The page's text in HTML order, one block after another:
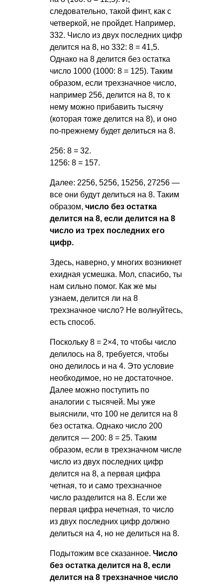
следовательно, такой финт, как с
четверкой, не пройдет. Например,
332. Число из двух последних цифр
делится на 8, но 332: 8 = 41,5.
Однако на 8 делится без остатка
число 1000 (1000: 8 = 125). Таким
образом, если трехзначное число,
например 256, делится на 8, то к
нему можно прибавить тысячу
(которая тоже делится на 8), и оно
по-прежнему будет делиться на 8.
256: 8 = 32.
1256: 8 = 157.
Далее: 2256, 5256, 15256, 27256 —
все они будут делиться на 8. Таким
образом, число без остатка
делится на 8, если делится на 8
число из трех последних его
цифр.
Здесь, наверно, у многих возникнет
ехидная усмешка. Мол, спасибо, ты
нам сильно помог. Как же мы
узнаем, делится ли на 8
трехзначное число? Не волнуйтесь,
есть способ.
Поскольку 8 = 2×4, то чтобы число
делилось на 8, требуется, чтобы
оно делилось и на 4. Это условие
необходимое, но не достаточное.
Далее можно поступить по
аналогии с тысячей. Мы уже
выяснили, что 100 не делится на 8
без остатка. Однако число 200
делится — 200: 8 = 25. Таким
образом, если в трехзначном числе
число из двух последних цифр
делится на 8, а первая цифра
четная, то и само трехзначное
число разделится на 8. Если же
первая цифра нечетная, то число
из двух последних цифр должно
делиться на 4, но не делиться на 8.
Подытожим все сказанное. Число
без остатка делится на 8, если
делится на 8 трехзначное число